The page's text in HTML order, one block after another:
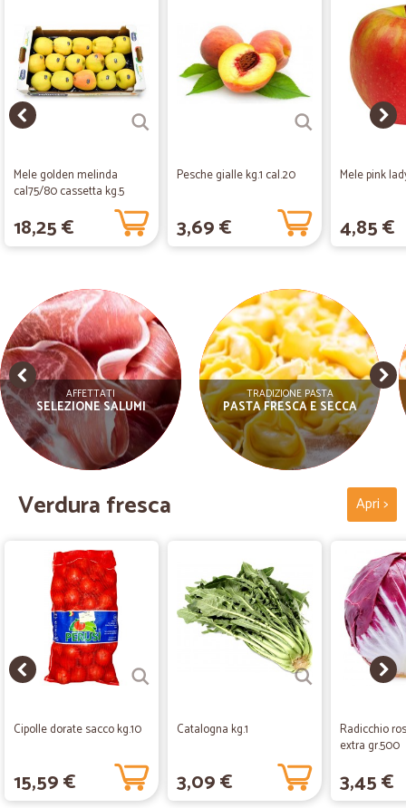
Mele golden melinda
cal75/80 cassetta kg.5
18,25 €
Pesche gialle kg.1 cal.20
3,69 €
Mele pink
4,85 €
AFFETTATI
SELEZIONE SALUMI
TRADIZIONE PASTA
PASTA FRESCA E SECCA
Verdura fresca Apri >
Cipolle dorate sacco kg.10
15,59 €
Catalogna kg.1
3,09 €
Radicchio
extra gr.500
3,45 €